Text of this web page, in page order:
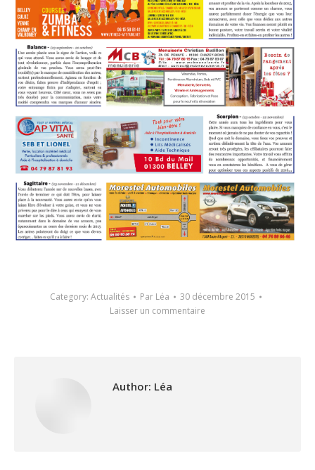
Category: Actualités Par Léa
30 décembre 2015
Laisser un commentaire
Author: Léa